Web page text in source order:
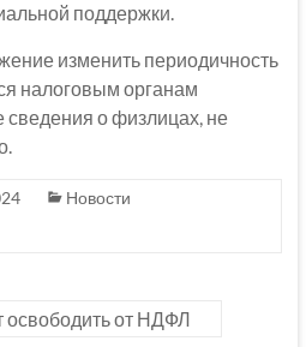
поддержки.
изменить периодичность
налоговым органам
о физлицах, не
Новости
освободить от НДФЛ